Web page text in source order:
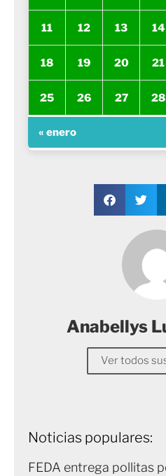
11 12 13 14
18 19 20 21
25 26 27 28
« enero
Anabellys
Ver todos
Noticias populares:
FEDA entrega pollitas